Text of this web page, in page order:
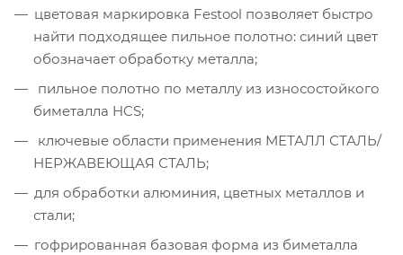
цветовая маркировка Festool позволяет быстро
найти подходящее пильное полотно: синий цвет
обозначает обработку металла;
пильное полотно по металлу из износостойкого
биметалла HCS;
ключевые области применения МЕТАЛЛ СТАЛЬ/
НЕРЖАВЕЮЩАЯ СТАЛЬ;
для обработки алюминия, цветных металлов и
стали;
гофрированная базовая форма из биметалла